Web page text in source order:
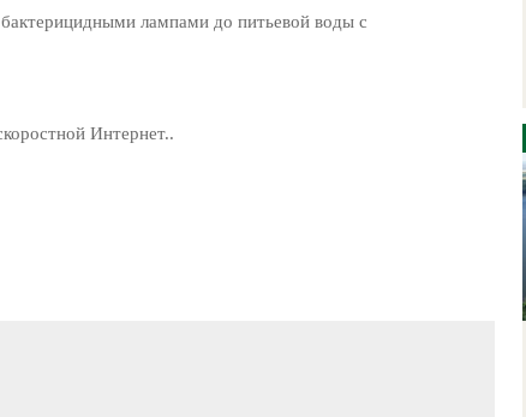
лампами до питьевой воды с
Интернет..